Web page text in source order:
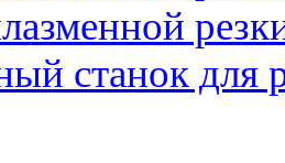
станок для